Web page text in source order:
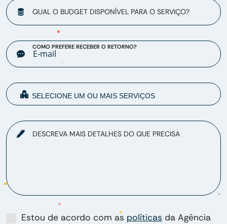
QUAL O BUDGET DISPONÍVEL PARA O SERVIÇO?
COMO PREFERE RECEBER O RETORNO?
DESCREVA MAIS DETALHES DO QUE PRECISA
Estou de acordo com as políticas da Agência